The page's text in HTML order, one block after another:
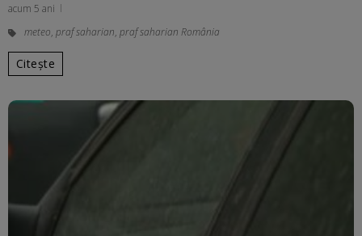
acum 5 ani
meteo, praf saharian, praf saharian România
Citește